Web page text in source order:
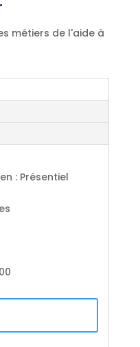
métiers de l'aide à
: Présentiel